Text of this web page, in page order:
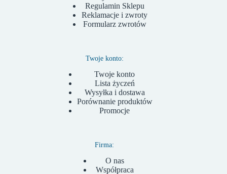
Regulamin Sklepu
Reklamacje i zwroty
Formularz zwrotów
Twoje konto:
Twoje konto
Lista życzeń
Wysyłka i dostawa
Porównanie produktów
Promocje
Firma:
O nas
Współpraca